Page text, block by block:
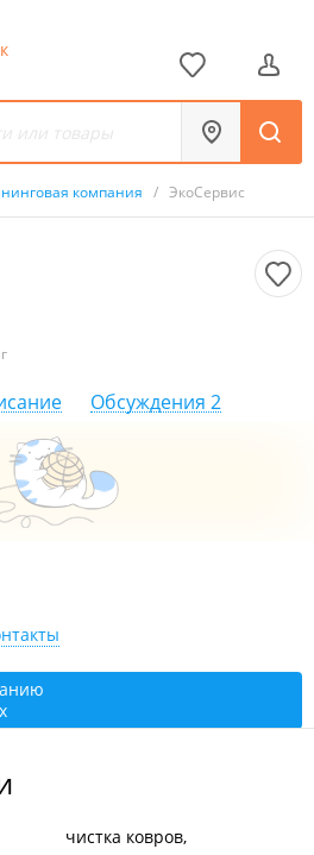
компания / ЭкоСервис
Обсуждения 2
Шоссейная, 118А
чистка ковров